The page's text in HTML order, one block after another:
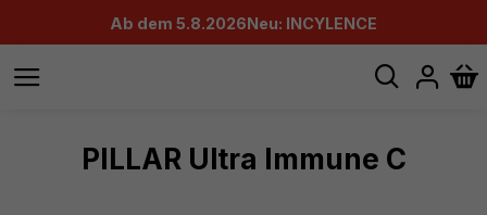
Ab dem 5.8.2026Neu: INCYLENCE
PILLAR Ultra Immune C